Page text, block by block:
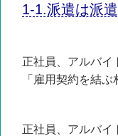
1-1.派遣は派
正社員、アルバイ
「雇用契約を結ぶ
正社員、アルバイ